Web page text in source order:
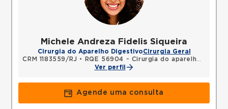
Michele Andreza Fidelis Siqueira
Cirurgia do Aparelho DigestivoCirurgia Geral
CRM 1183559/RJ •
RQE 56904 - Cirurgia do aparelho digestivo
Ver perfil
Agende uma consulta